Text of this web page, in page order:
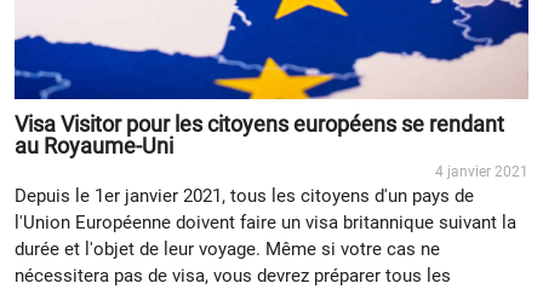
Visa Visitor pour les citoyens européens se rendant
au Royaume-Uni
4 janvier 2021
Depuis le 1er janvier 2021, tous les citoyens d'un pays de
l'Union Européenne doivent faire un visa britannique suivant la
durée et l'objet de leur voyage. Même si votre cas ne
nécessitera pas de visa, vous devrez préparer tous les